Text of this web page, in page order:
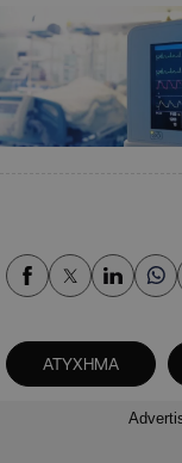
ΑΤΥΧΗΜΑ